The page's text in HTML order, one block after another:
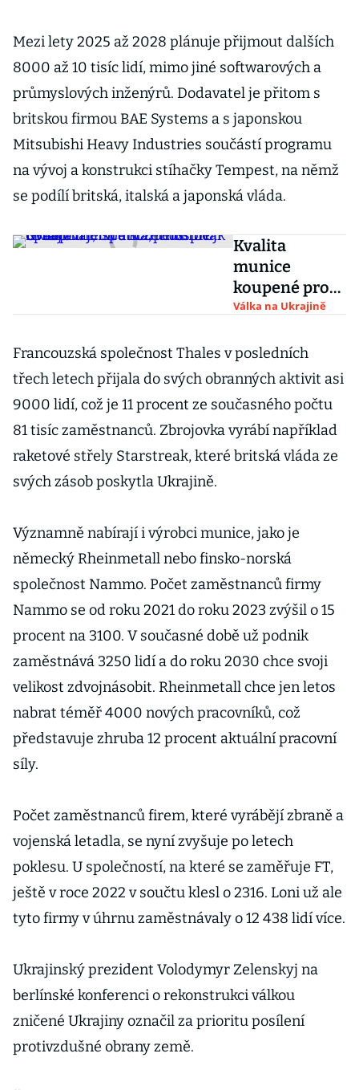
Mezi lety 2025 až 2028 plánuje přijmout dalších
8000 až 10 tisíc lidí, mimo jiné softwarových a
průmyslových inženýrů. Dodavatel je přitom s
britskou firmou BAE Systems a s japonskou
Mitsubishi Heavy Industries součástí programu
na vývoj a konstrukci stíhačky Tempest, na němž
se podílí britská, italská a japonská vláda.
Kvalita
munice
koupené pro
Ukrajinu je
musíme ji
opravovat,
tvrdí
Czechoslovak
Group
Válka na Ukrajině
Francouzská společnost Thales v posledních
třech letech přijala do svých obranných aktivit asi
9000 lidí, což je 11 procent ze současného počtu
81 tisíc zaměstnanců. Zbrojovka vyrábí například
raketové střely Starstreak, které britská vláda ze
svých zásob poskytla Ukrajině.
Významně nabírají i výrobci munice, jako je
německý Rheinmetall nebo finsko-norská
společnost Nammo. Počet zaměstnanců firmy
Nammo se od roku 2021 do roku 2023 zvýšil o 15
procent na 3100. V současné době už podnik
zaměstnává 3250 lidí a do roku 2030 chce svoji
velikost zdvojnásobit. Rheinmetall chce jen letos
nabrat téměř 4000 nových pracovníků, což
představuje zhruba 12 procent aktuální pracovní
síly.
Počet zaměstnanců firem, které vyrábějí zbraně a
vojenská letadla, se nyní zvyšuje po letech
poklesu. U společností, na které se zaměřuje FT,
ještě v roce 2022 v součtu klesl o 2316. Loni už ale
tyto firmy v úhrnu zaměstnávaly o 12 438 lidí více.
Ukrajinský prezident Volodymyr Zelenskyj na
berlínské konferenci o rekonstrukci válkou
zničené Ukrajiny označil za prioritu posílení
protivzdušné obrany země.